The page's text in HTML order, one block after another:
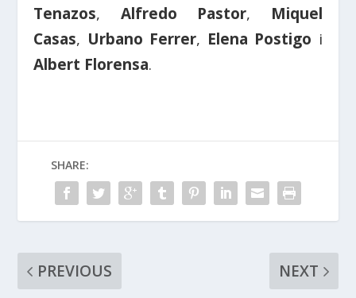
Tenazos, Alfredo Pastor, Miquel
Casas, Urbano Ferrer, Elena Postigo i
Albert Florensa.
SHARE:
PREVIOUS
NEXT